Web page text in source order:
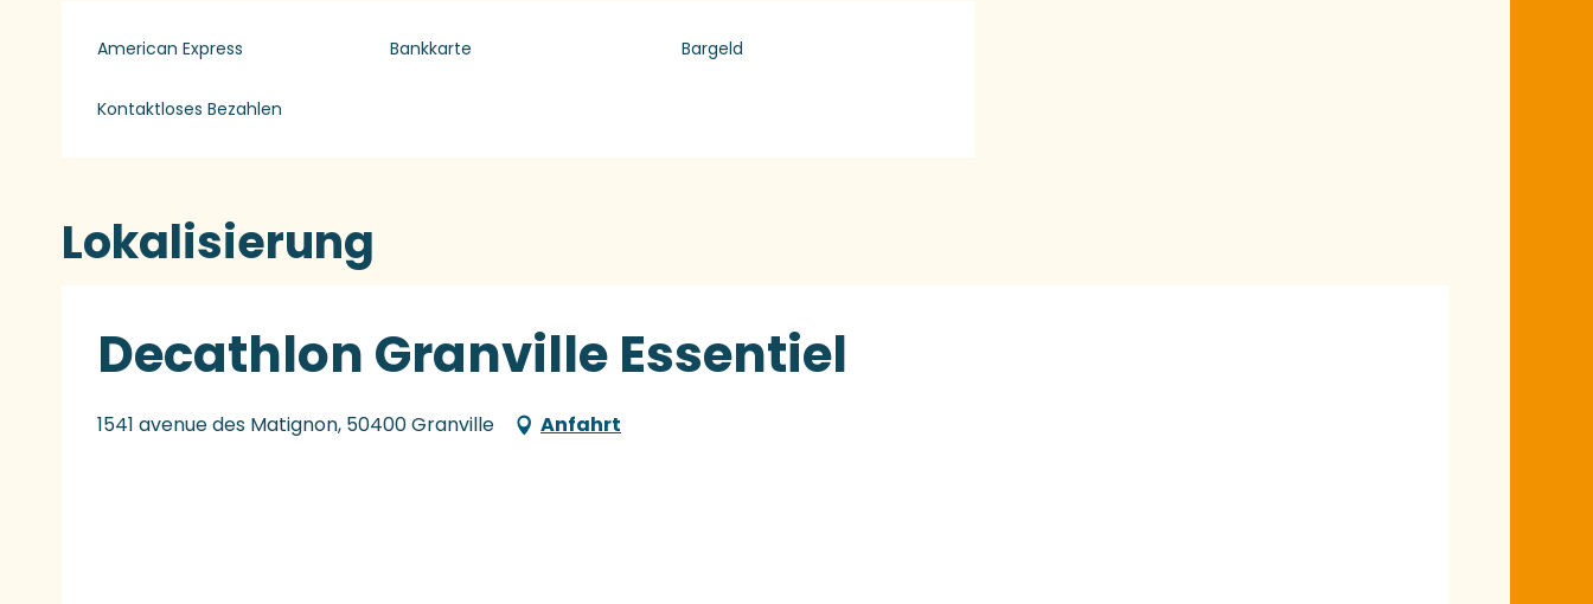
American Express Bankkarte Bargeld
Kontaktloses Bezahlen
Lokalisierung
Decathlon Granville Essentiel
1541 avenue des Matignon, 50400 Granville Anfahrt